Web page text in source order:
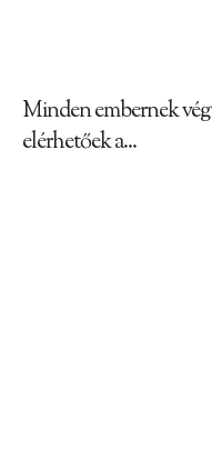
Minden embernek
elérhetőek a...